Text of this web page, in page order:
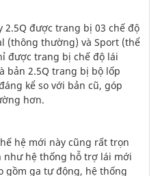
2.5Q được trang bị 03 chế độ
(thông thường) và Sport (thể
được trang bị chế độ lái
bản 2.5Q trang bị bộ lốp
kể so với bản cũ, góp
hơn.
hệ mới này cũng rất trọn
như hệ thống hỗ trợ lái mới
gồm ga tự động, hệ thống